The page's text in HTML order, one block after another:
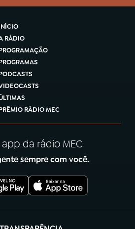
RÁDIO
RÁDIO MEC
app da rádio MEC
sempre com você.